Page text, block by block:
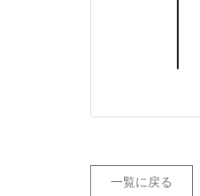
一覧に戻る